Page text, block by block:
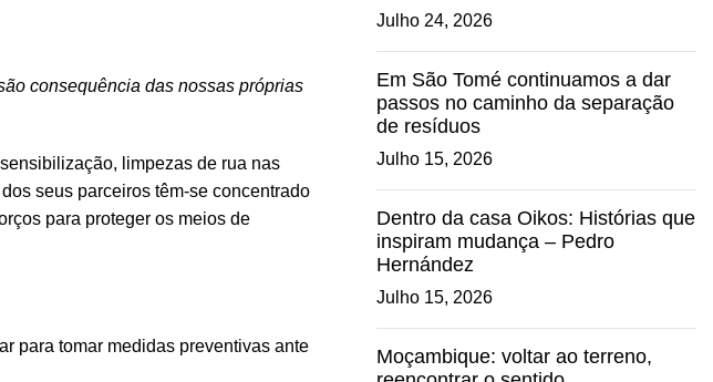
consequência das nossas próprias
limpezas de rua nas
seus parceiros têm-se concentrado
para proteger os meios de
para tomar medidas preventivas ante
Julho 24, 2026
Em São Tomé continuamos a dar
passos no caminho da separação
de resíduos
Julho 15, 2026
Dentro da casa Oikos: Histórias que
inspiram mudança – Pedro
Hernández
Julho 15, 2026
Moçambique: voltar ao terreno,